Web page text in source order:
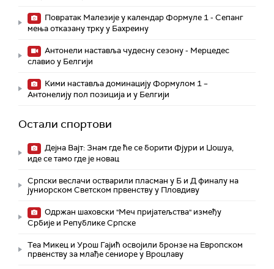
Повратак Малезије у календар Формуле 1 - Сепанг
мења отказану трку у Бахреину
Aнтонели наставља чудесну сезону - Мерцедес
славио у Белгији
Кими наставља доминацију Формулом 1 –
Антонелију пол позиција и у Белгији
Остали спортови
Дејна Вајт: Знам где ће се борити Фјури и Џошуа,
иде се тамо где је новац
Српски веслачи остварили пласман у Б и Д финалу на
јуниорском Светском првенству у Пловдиву
Одржан шаховски "Меч пријатељства" између
Србије и Републике Српске
Теа Микец и Урош Гајић освојили бронзе на Европском
првенству за млађе сениоре у Вроцлаву